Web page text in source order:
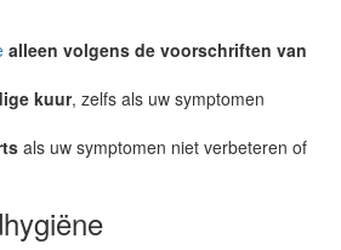
alleen volgens de voorschriften van
kuur, zelfs als uw symptomen
als uw symptomen niet verbeteren of